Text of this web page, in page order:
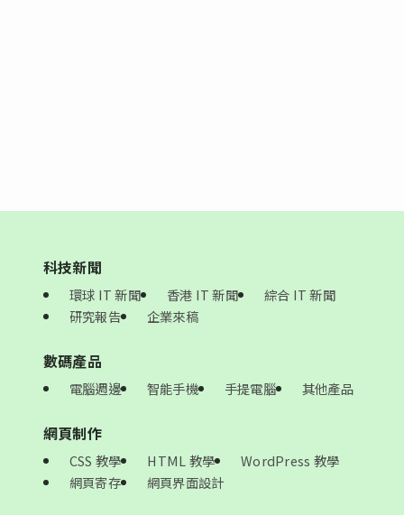
科技新聞
環球 IT 新聞 香港 IT 新聞
綜合 IT 新聞
研究報告
企業來稿
數碼產品
電腦週邊 智能手機 手提電腦 其他產品
網頁制作
CSS 教學 HTML 教學
WordPress 教學
網頁寄存
網頁界面設計